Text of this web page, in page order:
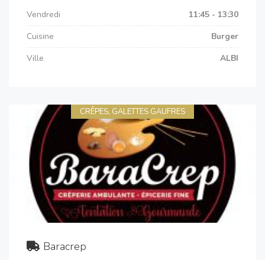
Vendredi
11:45 - 13:30
Cuisine
Burger
Ville
ALBI
CRÊPES, GALETTES GAUFRES
Baracrep